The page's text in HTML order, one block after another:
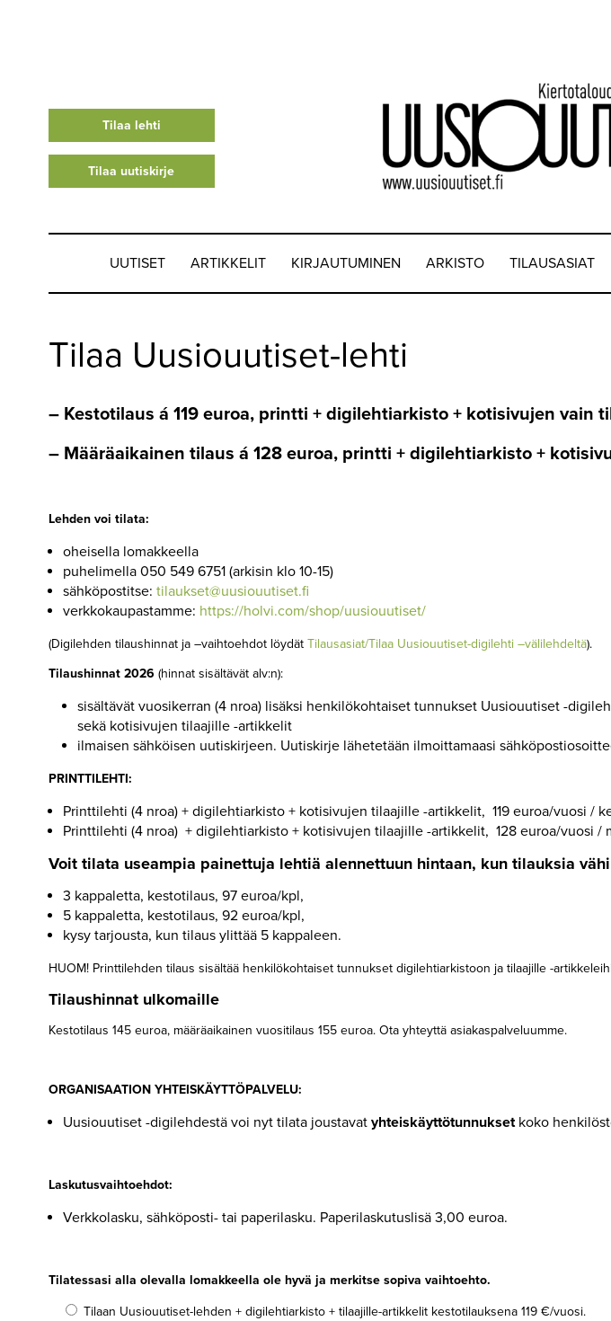
Tilaa lehti
Tilaa uutiskirje
UUTISET ARTIKKELIT KIRJAUTUMINEN ARKISTO TILAUSASIAT
ARTIKKELIT
KIRJAUTUMINEN
ARKISTO
TILAA
UUSIOUUTISET-
LEHTI
TILAA
DIGILEHTI
NÄKÖISLEHTEEN
KIRJAUDU
SISÄLTÖIHIN
TILAA
YHTEISKÄYTTÖPALVELU
UUTISKIRJE
KIRJAUTUMISOHJEET
MEDIATIEDOT
Tilaa Uusiouutiset-lehti
– Kestotilaus á 119 euroa, printti + digilehtiarkisto + kotisivujen vain
– Määräaikainen tilaus á 128 euroa, printti + digilehtiarkisto +
Lehden voi tilata:
oheisella lomakkeella
puhelimella 050 549 6751 (arkisin klo 10-15)
sähköpostitse: tilaukset@uusiouutiset.fi
verkkokaupastamme: https://holvi.com/shop/uusiouutiset/
(Digilehden tilaushinnat ja –vaihtoehdot löydät Tilausasiat/Tilaa Uusiouutiset-digilehti –välilehdeltä).
Tilaushinnat 2026 (hinnat sisältävät alv:n):
sisältävät vuosikerran (4 nroa) lisäksi henkilökohtaiset tunnukset Uusiouutiset -
sekä kotisivujen tilaajille -artikkelit
ilmaisen sähköisen uutiskirjeen. Uutiskirje lähetetään ilmoittamaasi
PRINTTILEHTI:
Printtilehti (4 nroa) + digilehtiarkisto + kotisivujen tilaajille -artikkelit, 119 euroa/vuosi /
Printtilehti (4 nroa) + digilehtiarkisto + kotisivujen tilaajille -artikkelit, 128 euroa/vuosi /
Voit tilata useampia painettuja lehtiä alennettuun hintaan, kun tilauksia
3 kappaletta, kestotilaus, 97 euroa/kpl,
5 kappaletta, kestotilaus, 92 euroa/kpl,
kysy tarjousta, kun tilaus ylittää 5 kappaleen.
HUOM! Printtilehden tilaus sisältää henkilökohtaiset tunnukset digilehtiarkistoon ja tilaajille -
Tilaushinnat ulkomaille
Kestotilaus 145 euroa, määräaikainen vuositilaus 155 euroa. Ota yhteyttä asiakaspalveluumme.
ORGANISAATION YHTEISKÄYTTÖPALVELU:
Uusiouutiset -digilehdestä voi nyt tilata joustavat yhteiskäyttötunnuksetkoko
Laskutusvaihtoehdot:
Verkkolasku, sähköposti- tai paperilasku. Paperilaskutuslisä 3,00 euroa.
Tilatessasi alla olevalla lomakkeella ole hyvä ja merkitse sopiva vaihtoehto.
Tilaan Uusiouutiset-lehden + digilehtiarkisto + tilaajille-artikkelit kestotilauksena 119 €/vuosi.